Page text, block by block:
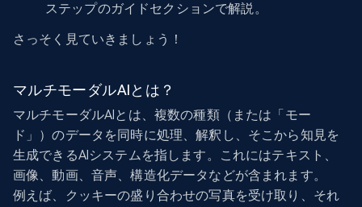
ステップのガイドセクションで解説。
さっそく見ていきましょう！
マルチモーダルAIとは？
マルチモーダルAIとは、複数の種類（または「モー
ド」）のデータを同時に処理、解釈し、そこから知見を
生成できるAIシステムを指します。これにはテキスト、
画像、動画、音声、構造化データなどが含まれます。
例えば、クッキーの盛り合わせの写真を受け取り、それ